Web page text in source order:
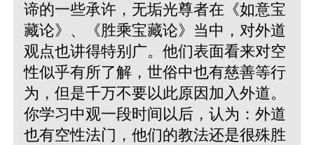
谛的一些承许，无垢光尊者在《如意宝
藏论》、《胜乘宝藏论》当中，对外道
观点也讲得特别广。他们表面看来对空
性似乎有所了解，世俗中也有慈善等行
为，但是千万不要以此原因加入外道。
你学习中观一段时间以后，认为：外道
也有空性法门，他们的教法还是很殊胜